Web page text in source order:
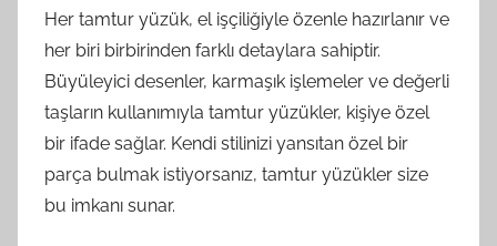
Her tamtur yüzük, el işçiliğiyle özenle hazırlanır ve
her biri birbirinden farklı detaylara sahiptir.
Büyüleyici desenler, karmaşık işlemeler ve değerli
taşların kullanımıyla tamtur yüzükler, kişiye özel
bir ifade sağlar. Kendi stilinizi yansıtan özel bir
parça bulmak istiyorsanız, tamtur yüzükler size
bu imkanı sunar.